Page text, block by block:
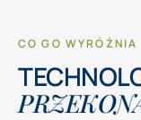
CO GO WYRÓŻNIA